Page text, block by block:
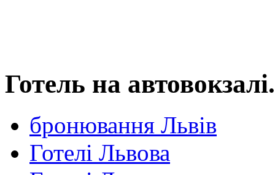
Готель на
бронювання Львів
Готелі Львова